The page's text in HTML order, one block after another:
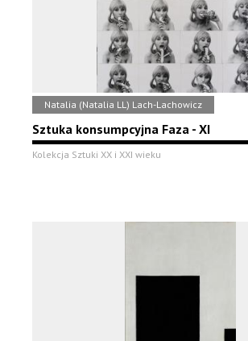
Natalia (Natalia LL) Lach-Lachowicz
Sztuka konsumpcyjna Faza - XI
Kolekcja Sztuki XX i XXI wieku